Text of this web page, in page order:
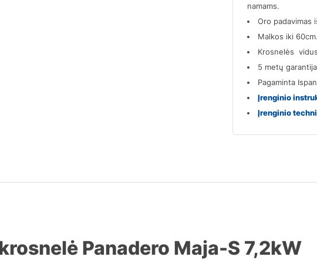
namams.
Oro padavimas
Malkos iki 60cm.
Krosnelės
5 metų
Pagaminta
Įrenginio
Įrenginio
Panadero Maja-S 7,2kW